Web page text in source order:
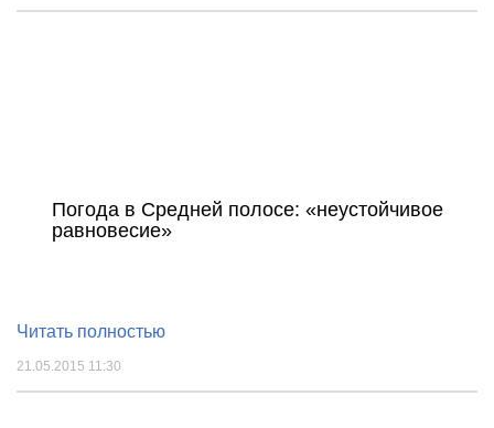
Погода в Средней полосе: «неустойчивое
равновесие»
Читать полностью
21.05.2015 11:30